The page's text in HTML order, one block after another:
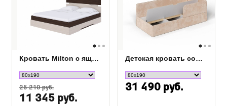
Кровать Milton с ящиком
25 210 руб.
11 345 руб.
Детская кровать софа Umka
31 490 руб.